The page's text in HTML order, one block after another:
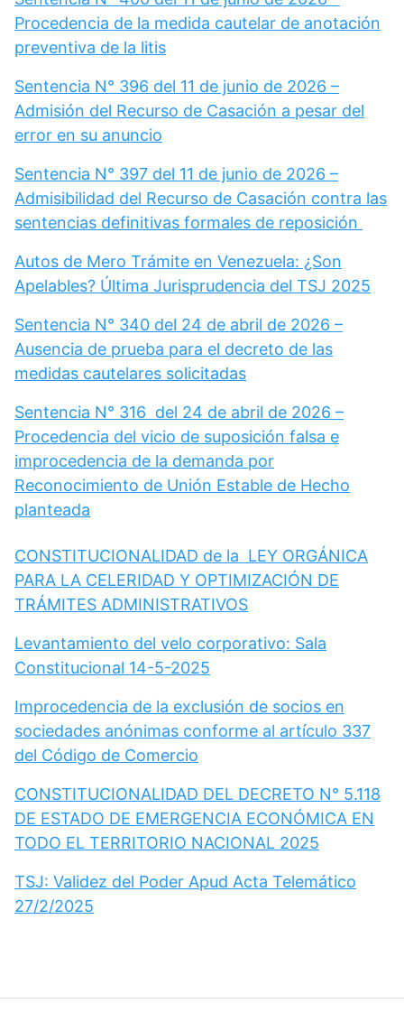
Procedencia de la medida cautelar de anotación
preventiva de la litis
Sentencia N° 396 del 11 de junio de 2026 –
Admisión del Recurso de Casación a pesar del
error en su anuncio
Sentencia N° 397 del 11 de junio de 2026 –
Admisibilidad del Recurso de Casación contra las
sentencias definitivas formales de reposición
Autos de Mero Trámite en Venezuela: ¿Son
Apelables? Última Jurisprudencia del TSJ 2025
Sentencia N° 340 del 24 de abril de 2026 –
Ausencia de prueba para el decreto de las
medidas cautelares solicitadas
Sentencia N° 316 del 24 de abril de 2026 –
Procedencia del vicio de suposición falsa e
improcedencia de la demanda por
Reconocimiento de Unión Estable de Hecho
planteada
CONSTITUCIONALIDAD de la LEY ORGÁNICA
PARA LA CELERIDAD Y OPTIMIZACIÓN DE
TRÁMITES ADMINISTRATIVOS
Levantamiento del velo corporativo: Sala
Constitucional 14-5-2025
Improcedencia de la exclusión de socios en
sociedades anónimas conforme al artículo 337
del Código de Comercio
CONSTITUCIONALIDAD DEL DECRETO N° 5.118
DE ESTADO DE EMERGENCIA ECONÓMICA EN
TODO EL TERRITORIO NACIONAL 2025
TSJ: Validez del Poder Apud Acta Telemático
27/2/2025